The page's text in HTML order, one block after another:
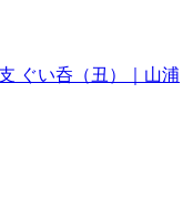
ぐい呑（丑）｜山浦